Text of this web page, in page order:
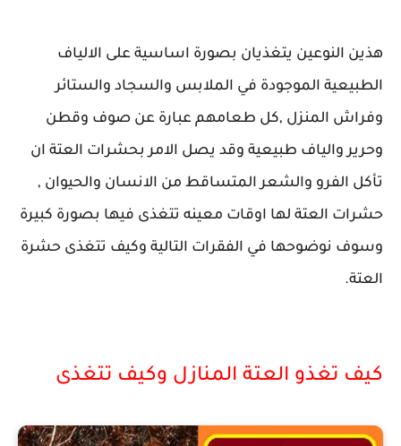
هذين النوعين يتغذيان بصورة اساسية على الالياف
الطبيعية الموجودة في الملابس والسجاد والستائر
وفراش المنزل ,كل طعامهم عبارة عن صوف وقطن
وحرير والياف طبيعية وقد يصل الامر بحشرات العتة ان
تأكل الفرو والشعر المتساقط من الانسان والحيوان ,
حشرات العتة لها اوقات معينه تتغذى فيها بصورة كبيرة
وسوف نوضوحها في الفقرات التالية وكيف تتغذى حشرة
العتة.
كيف تغذو العتة المنازل وكيف تتغذى